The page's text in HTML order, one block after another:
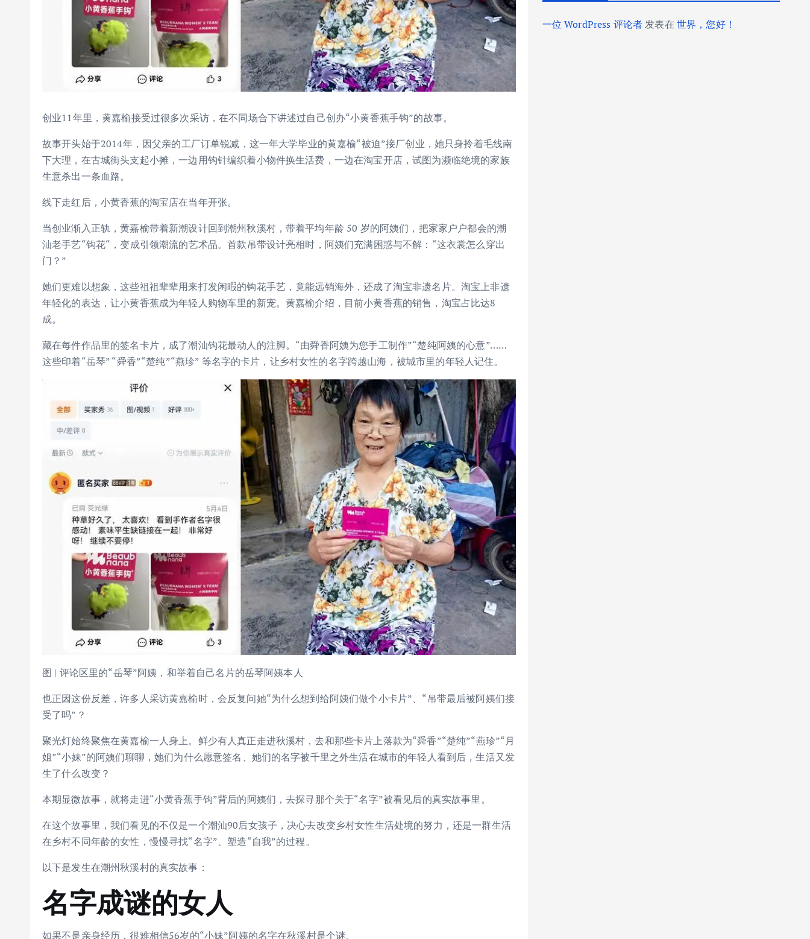
创业11年里，黄嘉榆接受过很多次采访，在不同场合下讲述过自己创办“小黄香蕉手钩”的故事。
故事开头始于2014年，因父亲的工厂订单锐减，这一年大学毕业的黄嘉榆“被迫”接厂创业，她只身拎着毛线南
下大理，在古城街头支起小摊，一边用钩针编织着小物件换生活费，一边在淘宝开店，试图为濒临绝境的家族
生意杀出一条血路。
线下走红后，小黄香蕉的淘宝店在当年开张。
当创业渐入正轨，黄嘉榆带着新潮设计回到潮州秋溪村，带着平均年龄 50 岁的阿姨们，把家家户户都会的潮
汕老手艺“钩花“，变成引领潮流的艺术品。首款吊带设计亮相时，阿姨们充满困惑与不解：“这衣裳怎么穿出
门？”
她们更难以想象，这些祖祖辈辈用来打发闲暇的钩花手艺，竟能远销海外，还成了淘宝非遗名片。淘宝上非遗
年轻化的表达，让小黄香蕉成为年轻人购物车里的新宠。黄嘉榆介绍，目前小黄香蕉的销售，淘宝占比达8
成。
藏在每件作品里的签名卡片，成了潮汕钩花最动人的注脚。“由舜香阿姨为您手工制作”“楚纯阿姨的心意”……
这些印着“岳琴” “舜香”“楚纯”“燕珍” 等名字的卡片，让乡村女性的名字跨越山海，被城市里的年轻人记住。
图 | 评论区里的“岳琴”阿姨，和举着自己名片的岳琴阿姨本人
也正因这份反差，许多人采访黄嘉榆时，会反复问她“为什么想到给阿姨们做个小卡片”、“吊带最后被阿姨们接
受了吗”？
聚光灯始终聚焦在黄嘉榆一人身上。鲜少有人真正走进秋溪村，去和那些卡片上落款为“舜香”“楚纯”“燕珍”“月
姐”“小妹”的阿姨们聊聊，她们为什么愿意签名、她们的名字被千里之外生活在城市的年轻人看到后，生活又发
生了什么改变？
本期显微故事，就将走进“小黄香蕉手钩”背后的阿姨们，去探寻那个关于“名字”被看见后的真实故事里。
在这个故事里，我们看见的不仅是一个潮汕90后女孩子，决心去改变乡村女性生活处境的努力，还是一群生活
在乡村不同年龄的女性，慢慢寻找“名字”、塑造“自我”的过程。
以下是发生在潮州秋溪村的真实故事：
名字成谜的女人
如果不是亲身经历，很难相信56岁的“小妹”阿姨的名字在秋溪村是个谜。
一位 WordPress 评论者发表在 世界，您好！